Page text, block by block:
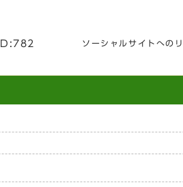
ID:782 ソーシャルサイトへの